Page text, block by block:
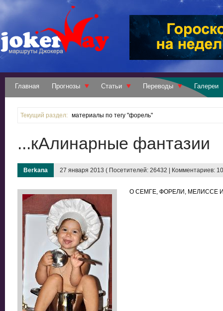
Главная Прогнозы Статьи Переводы Галереи
Текущий раздел: материалы по тегу "форель"
...кАлинарные фантазии
Berkana 27 января 2013 ( Посетителей: 26432 | Комментариев:
О СЕМГЕ, ФОРЕЛИ, МЕЛИССЕ